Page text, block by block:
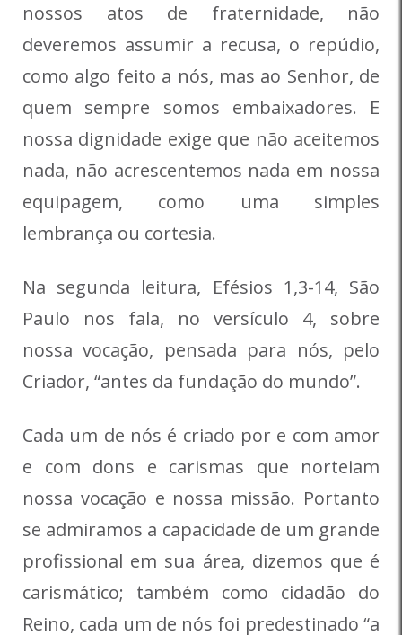
nossos atos de fraternidade, não
deveremos assumir a recusa, o repúdio,
como algo feito a nós, mas ao Senhor, de
quem sempre somos embaixadores. E
nossa dignidade exige que não aceitemos
nada, não acrescentemos nada em nossa
equipagem, como uma simples
lembrança ou cortesia.
Na segunda leitura, Efésios 1,3-14, São
Paulo nos fala, no versículo 4, sobre
nossa vocação, pensada para nós, pelo
Criador, “antes da fundação do mundo”.
Cada um de nós é criado por e com amor
e com dons e carismas que norteiam
nossa vocação e nossa missão. Portanto
se admiramos a capacidade de um grande
profissional em sua área, dizemos que é
carismático; também como cidadão do
Reino, cada um de nós foi predestinado “a